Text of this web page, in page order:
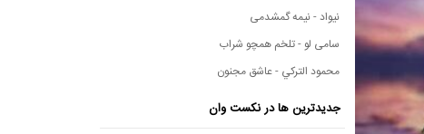
نیواد - نیمه گمشدمی
سامی لو - تلخم همچو شراب
محمود التركي - عاشق مجنون
جدیدترین ها در نکست وان